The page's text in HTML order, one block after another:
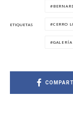
ETIQUETAS CERRO